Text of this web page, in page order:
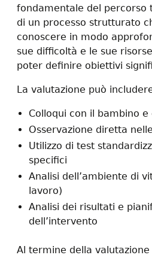
fondamentale del percorso
di un processo strutturato
conoscere in modo
sue difficoltà e le sue
poter definire obiettivi
La valutazione può
Colloqui con il bambino
Osservazione diretta
Utilizzo di test
specifici
Analisi dell’ambiente di
lavoro)
Analisi dei risultati e
dell’intervento
Al termine della